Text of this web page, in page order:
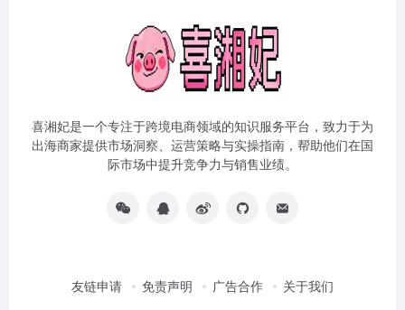
喜湘妃是一个专注于跨境电商领域的知识服务平台，致力于为
出海商家提供市场洞察、运营策略与实操指南，帮助他们在国
际市场中提升竞争力与销售业绩。
友链申请 免责声明 广告合作 关于我们